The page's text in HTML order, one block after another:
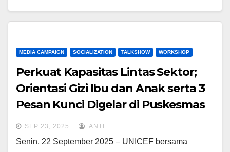
MEDIA CAMPAIGN SOCIALIZATION TALKSHOW WORKSHOP
Perkuat Kapasitas Lintas Sektor;
Orientasi Gizi Ibu dan Anak serta 3
Pesan Kunci Digelar di Puskesmas
Kulo.
SEP 23, 2025 ANTI
Senin, 22 September 2025 – UNICEF bersama